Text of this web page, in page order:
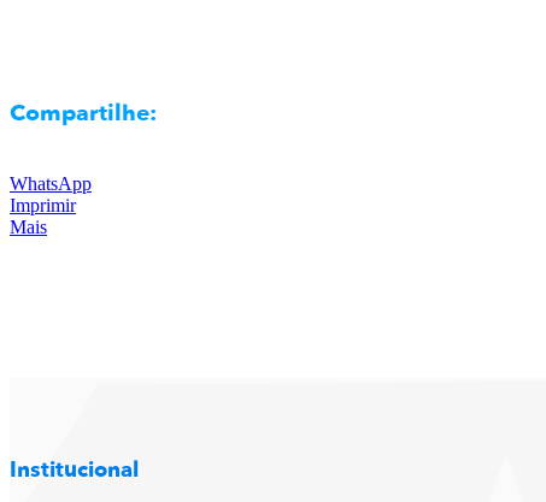
Compartilhe:
WhatsApp
Imprimir
Mais
Institucional